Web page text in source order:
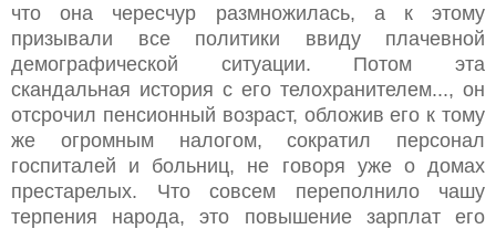
что она чересчур размножилась, а к этому
призывали все политики ввиду плачевной
демографической ситуации. Потом эта
скандальная история с его телохранителем..., он
отсрочил пенсионный возраст, обложив его к тому
же огромным налогом, сократил персонал
госпиталей и больниц, не говоря уже о домах
престарелых. Что совсем переполнило чашу
терпения народа, это повышение зарплат его